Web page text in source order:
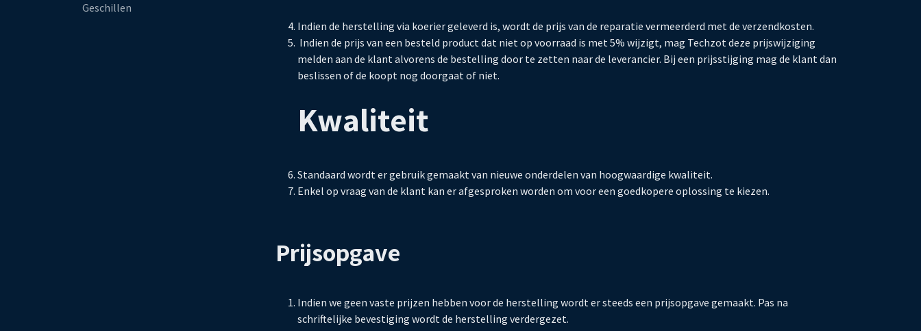
Geschillen
Indien de herstelling via koerier geleverd is, wordt de prijs van de reparatie vermeerderd met de verzendkosten.
Indien de prijs van een besteld product dat niet op voorraad is met 5% wijzigt, mag Techzot deze prijswijziging
melden aan de klant alvorens de bestelling door te zetten naar de leverancier. Bij een prijsstijging mag de klant dan
beslissen of de koopt nog doorgaat of niet.
Kwaliteit
Standaard wordt er gebruik gemaakt van nieuwe onderdelen van hoogwaardige kwaliteit.
Enkel op vraag van de klant kan er afgesproken worden om voor een goedkopere oplossing te kiezen.
Prijsopgave
Indien we geen vaste prijzen hebben voor de herstelling wordt er steeds een prijsopgave gemaakt. Pas na
schriftelijke bevestiging wordt de herstelling verdergezet.